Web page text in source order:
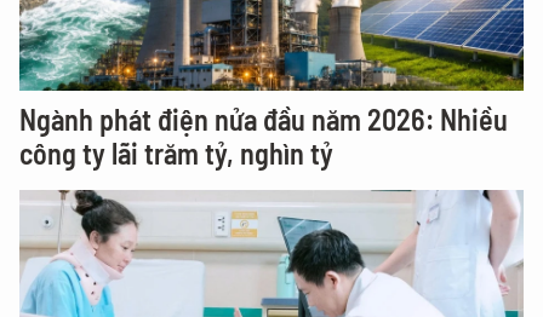
Ngành phát điện nửa đầu năm 2026: Nhiều
công ty lãi trăm tỷ, nghìn tỷ